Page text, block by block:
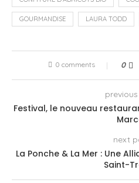
GOURMANDISE LAURA TODD
0 comments 0
Festival, le nouveau
next
La Ponche & La Mer : Une
Saint-